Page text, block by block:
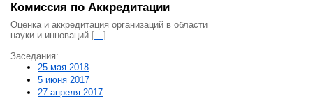
Комиссия по Аккредитации
Оценка и аккредитация организаций в области
науки и инноваций […]
Заседания:
25 мая 2018
5 июня 2017
27 апреля 2017